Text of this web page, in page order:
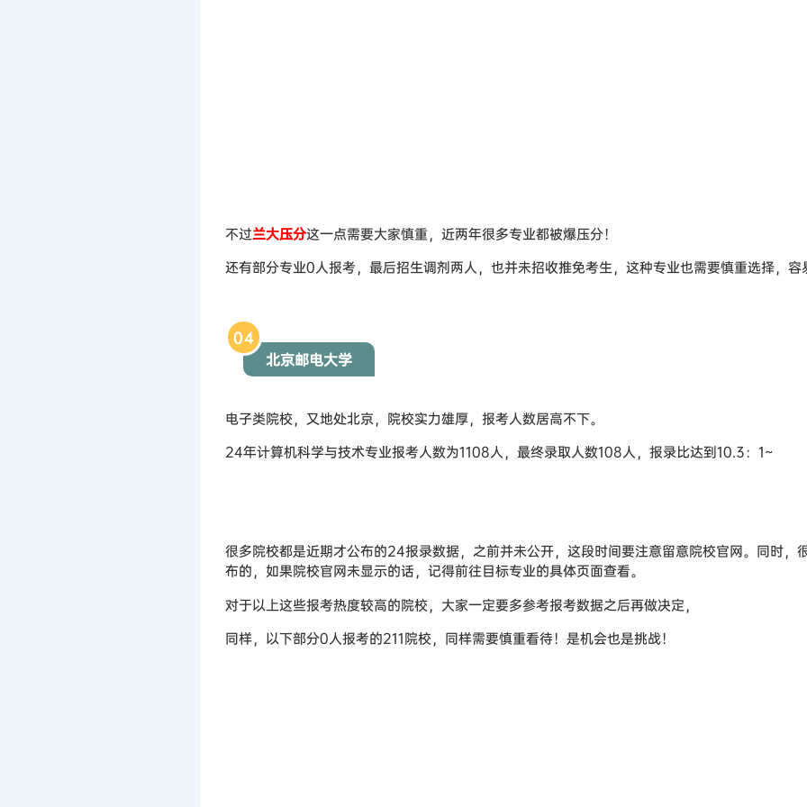
不过兰大压分这一点需要大家慎重，近两年很多专业都被爆压分！
还有部分专业0人报考，最后招生调剂两人，也并未招收推免考生，这种专业也需要慎重选择，容
04
北京邮电大学
电子类院校，又地处北京，院校实力雄厚，报考人数居高不下。
24年计算机科学与技术专业报考人数为1108人，最终录取人数108人，报录比达到10.3：1~
很多院校都是近期才公布的24报录数据，之前并未公开，这段时间要注意留意院校官网。同时，
布的，如果院校官网未显示的话，记得前往目标专业的具体页面查看。
对于以上这些报考热度较高的院校，大家一定要多参考报考数据之后再做决定，
同样，以下部分0人报考的211院校，同样需要慎重看待！是机会也是挑战！